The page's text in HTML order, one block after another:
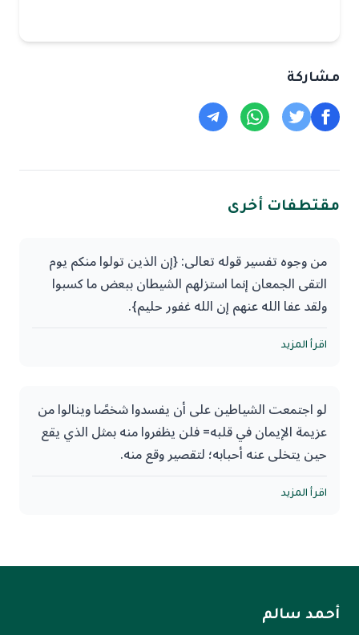
مشاركة
مقتطفات أخرى
من وجوه تفسير قوله تعالى: {إن الذين تولوا منكم يوم
التقى الجمعان إنما استزلهم الشيطان ببعض ما كسبوا
ولقد عفا الله عنهم إن الله غفور حليم}.
ما ذكره ابن عطية عن الزجاج وغيره قالوا: ((أن الشيطان
قلت: فالآية فيمن فروا من الزحف يوم أحد، فكان مدخل
الشيطان إليهم أن خوفهم ذنوبهم خوفًا قعد بهم عن الطاعة
وأدخلهم في هلكة معصية هي أعظم من ذنوبهم.
يذهبن السيئات.
اقرأ المزيد
لو اجتمعت الشياطين على أن يفسدوا شخصًا وينالوا من
عزيمة الإيمان في قلبه= فلن يظفروا منه بمثل الذي يقع
حين يتخلى عنه أحبابه؛ لتقصير وقع منه.
لا تكونوا عونًا للشياطين على إخوانكم.
اقرأ المزيد
أحمد سالم